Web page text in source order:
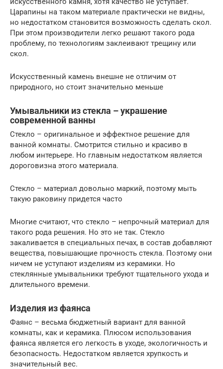
Царапины на таком материале практически не видны,
но недостатком становится возможность сделать скол.
При этом производители легко решают такого рода
проблему, по технологиям заклеивают трещину или
скол.
Искусственный камень внешне не отличим от
природного, но стоит значительно меньше
Умывальники из стекла – украшение
современной ванны
Стекло – оригинальное и эффектное решение для
ванной комнаты. Смотрится стильно и красиво в
любом интерьере. Но главным недостатком является
дороговизна этого материала.
Стекло – материал довольно маркий, поэтому мыть
такую раковину придется часто
Многие считают, что стекло – непрочный материал для
такого рода решения. Но это не так. Стекло
закаливается в специальных печах, в состав добавляют
вещества, повышающие прочность стекла. Поэтому они
ничем не уступают изделиям из керамики. Но
стеклянные умывальники требуют тщательного ухода и
длительного времени.
Изделия из фаянса
Фаянс – весьма бюджетный вариант для ванной
комнаты, как и керамика. Плюсом использования
фаянса является его легкость в уходе, экологичность и
безопасность. Недостатком является хрупкость и
значительный вес.